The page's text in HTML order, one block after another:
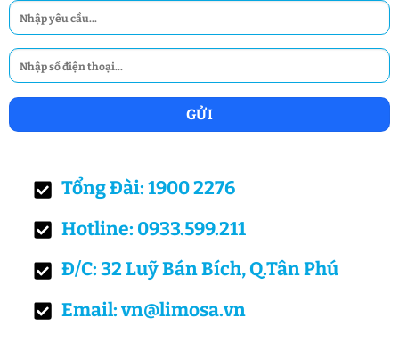
Tổng Đài: 1900 2276
Hotline: 0933.599.211
Đ/C: 32 Luỹ Bán Bích, Q.Tân Phú
Email: vn@limosa.vn